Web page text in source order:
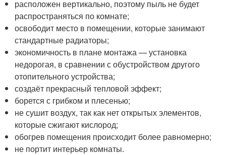
расположен вертикально, поэтому пыль не будет
распространяться по комнате;
освободит место в помещении, которые занимают
стандартные радиаторы;
экономичность в плане монтажа — установка
недорогая, в сравнении с обустройством другого
отопительного устройства;
создаёт прекрасный тепловой эффект;
борется с грибком и плесенью;
не сушит воздух, так как нет открытых элементов,
которые сжигают кислород;
обогрев помещения происходит более равномерно;
не портит интерьер комнаты.